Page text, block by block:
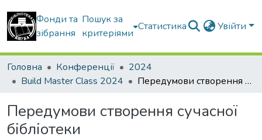
Фонди та
зібрання
Пошук за
критеріями
Статистика Увійти
Головна Конференції
2024
Build Master Class 2024
Передумови створення сучасної бібліотеки
Передумови створення сучасної
бібліотеки